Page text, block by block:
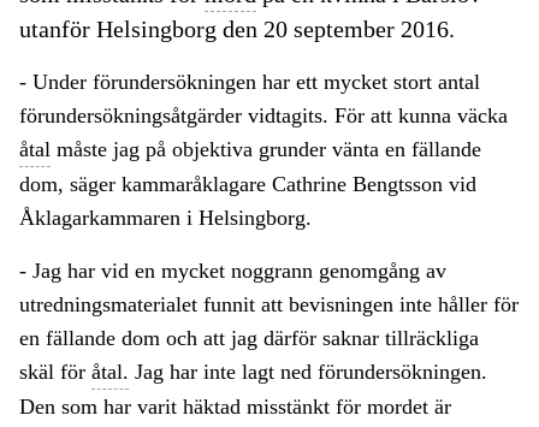
utanför Helsingborg den 20 september 2016.
- Under förundersökningen har ett mycket stort antal
förundersökningsåtgärder vidtagits. För att kunna väcka
åtal måste jag på objektiva grunder vänta en fällande
dom, säger kammaråklagare Cathrine Bengtsson vid
Åklagarkammaren i Helsingborg.
- Jag har vid en mycket noggrann genomgång av
utredningsmaterialet funnit att bevisningen inte håller för
en fällande dom och att jag därför saknar tillräckliga
skäl för åtal. Jag har inte lagt ned förundersökningen.
Den som har varit häktad misstänkt för mordet är